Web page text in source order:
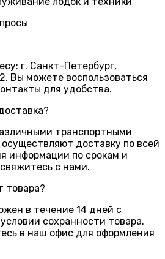
г. Санкт-Петербург,
Вы можете воспользоваться
для удобства.
транспортными
доставку по всей
информации по срокам и
с нами.
товара?
в течение 14 дней с
сохранности товара.
в наш офис для оформления